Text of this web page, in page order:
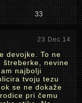
33
23 Dec 14
devojke. To ne
štreberke, nevine
najbolji
tvoju tezu
se ne dokaže
pri čemu